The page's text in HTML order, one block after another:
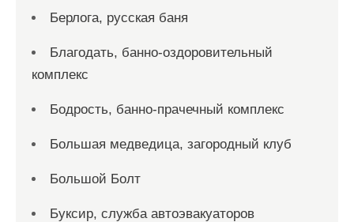
Берлога, русская баня
Благодать, банно-оздоровительный
комплекс
Бодрость, банно-прачечный комплекс
Большая медведица, загородный клуб
Большой Болт
Буксир, служба автоэвакуаторов